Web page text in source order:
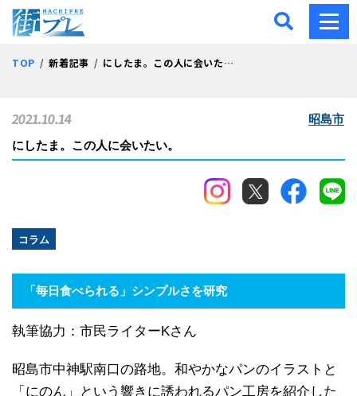
街プレ -東京・西多摩の
TOP 新着記事 にしたま。この人に会いたい。
にしたま。この人に会いたい。
コラム
2021.10.14 昭島市
「毎日食べられる」シンプルさを研究
執筆協力：市民ライターKさん
昭島市中神駅南口の路地。和やかなパンのイラストと
「にのん」という響きに誘われるパン工房を紹介した